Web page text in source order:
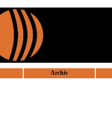
Menü überspringen
▼
Archiv